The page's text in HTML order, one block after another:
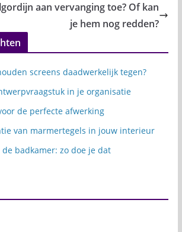
aan vervanging toe? Of kan
je hem nog redden?
screens daadwerkelijk tegen?
in je organisatie
de perfecte afwerking
van marmertegels in jouw interieur
badkamer: zo doe je dat